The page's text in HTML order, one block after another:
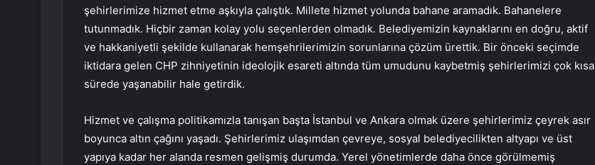
şehirlerimize hizmet etme aşkıyla çalıştık. Millete hizmet yolunda bahane aramadık. Bahanelere
tutunmadık. Hiçbir zaman kolay yolu seçenlerden olmadık. Belediyemizin kaynaklarını en doğru, aktif
ve hakkaniyetli şekilde kullanarak hemşehrilerimizin sorunlarına çözüm ürettik. Bir önceki seçimde
iktidara gelen CHP zihniyetinin ideolojik esareti altında tüm umudunu kaybetmiş şehirlerimizi çok kısa
sürede yaşanabilir hale getirdik.
Hizmet ve çalışma politikamızla tanışan başta İstanbul ve Ankara olmak üzere şehirlerimiz çeyrek asır
boyunca altın çağını yaşadı. Şehirlerimiz ulaşımdan çevreye, sosyal belediyecilikten altyapı ve üst
yapıya kadar her alanda resmen gelişmiş durumda. Yerel yönetimlerde daha önce görülmemiş